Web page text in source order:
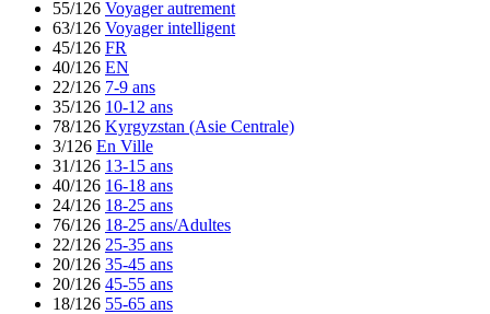
55/126 Voyager autrement
63/126 Voyager intelligent
45/126 FR
40/126 EN
22/126 7-9 ans
35/126 10-12 ans
78/126 Kyrgyzstan (Asie Centrale)
3/126 En Ville
31/126 13-15 ans
40/126 16-18 ans
24/126 18-25 ans
76/126 18-25 ans/Adultes
22/126 25-35 ans
20/126 35-45 ans
20/126 45-55 ans
18/126 55-65 ans